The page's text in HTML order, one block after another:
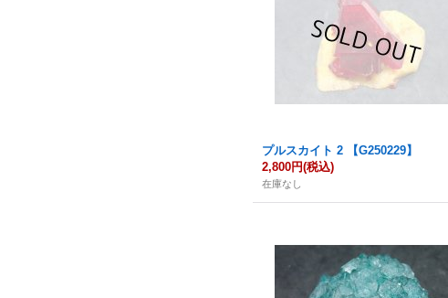
プルスカイト 2 【G250229】
2,800円(税込)
在庫なし